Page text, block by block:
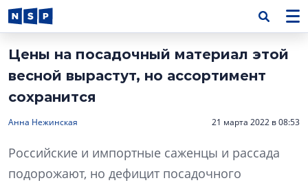
Цены на посадочный материал этой
весной вырастут, но ассортимент
сохранится
Анна Нежинская 21 марта 2022 в 08:53
Российские и импортные саженцы и рассада
подорожают, но дефицит посадочного